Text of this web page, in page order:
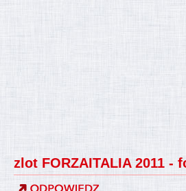
zlot FORZAITALIA 2011 -